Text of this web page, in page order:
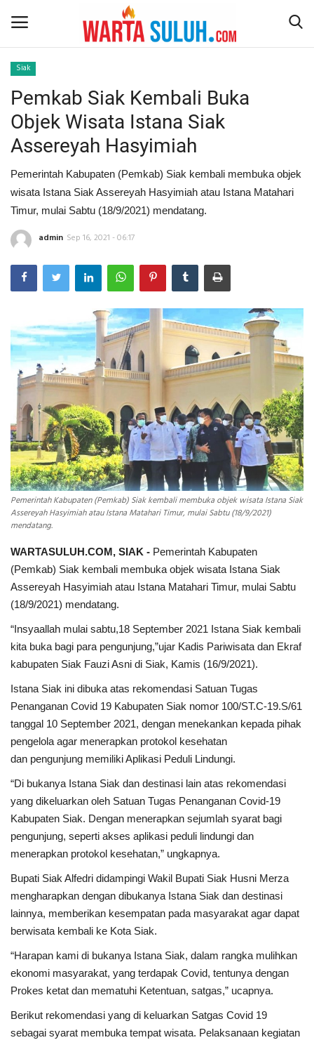
Home
NEWS
JAZIRAH RIAU
POLITIK
EKSBIS
PSPS PEKANBARU
INDEKS
HEALTHY
Siak
Pemkab Siak Kembali Buka
Objek Wisata Istana Siak
Assereyah Hasyimiah
Pemerintah Kabupaten (Pemkab) Siak kembali membuka objek
wisata Istana Siak Assereyah Hasyimiah atau Istana Matahari
Timur, mulai Sabtu (18/9/2021) mendatang.
admin Sep 16, 2021 - 06:17
Pemerintah Kabupaten (Pemkab) Siak kembali membuka objek wisata Istana Siak
Assereyah Hasyimiah atau Istana Matahari Timur, mulai Sabtu (18/9/2021)
mendatang.
WARTASULUH.COM, SIAK - Pemerintah Kabupaten
(Pemkab) Siak kembali membuka objek wisata Istana Siak
Assereyah Hasyimiah atau Istana Matahari Timur, mulai Sabtu
(18/9/2021) mendatang.
“Insyaallah mulai sabtu,18 September 2021 Istana Siak kembali
kita buka bagi para pengunjung,”ujar Kadis Pariwisata dan Ekraf
kabupaten Siak Fauzi Asni di Siak, Kamis (16/9/2021).
Istana Siak ini dibuka atas rekomendasi Satuan Tugas
Penanganan Covid 19 Kabupaten Siak nomor 100/ST.C-19.S/61
tanggal 10 September 2021, dengan menekankan kepada pihak
pengelola agar menerapkan protokol kesehatan
dan pengunjung memiliki Aplikasi Peduli Lindungi.
“Di bukanya Istana Siak dan destinasi lain atas rekomendasi
yang dikeluarkan oleh Satuan Tugas Penanganan Covid-19
Kabupaten Siak. Dengan menerapkan sejumlah syarat bagi
pengunjung, seperti akses aplikasi peduli lindungi dan
menerapkan protokol kesehatan,” ungkapnya.
Bupati Siak Alfedri didampingi Wakil Bupati Siak Husni Merza
mengharapkan dengan dibukanya Istana Siak dan destinasi
lainnya, memberikan kesempatan pada masyarakat agar dapat
berwisata kembali ke Kota Siak.
“Harapan kami di bukanya Istana Siak, dalam rangka mulihkan
ekonomi masyarakat, yang terdapak Covid, tentunya dengan
Prokes ketat dan mematuhi Ketentuan, satgas,” ucapnya.
Berikut rekomendasi yang di keluarkan Satgas Covid 19
sebagai syarat membuka tempat wisata. Pelaksanaan kegiatan